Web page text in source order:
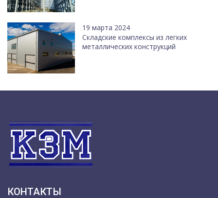
19 марта 2024
Cкладские комплексы из легких
металлических конструкций
КОНТАКТЫ